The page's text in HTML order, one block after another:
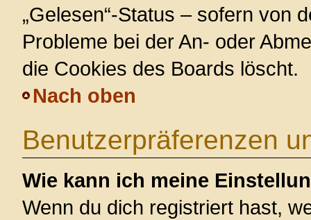
„Gelesen“-Status – sofern von
Probleme bei der An- oder
die Cookies des Boards löscht.
Nach oben
Benutzerpräferenzen
Wie kann ich meine
Wenn du dich registriert hast,